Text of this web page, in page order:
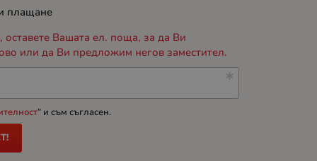
плащане
оставете Вашата ел. поща, за да Ви
или да Ви предложим негов заместител.
“ и съм съгласен.